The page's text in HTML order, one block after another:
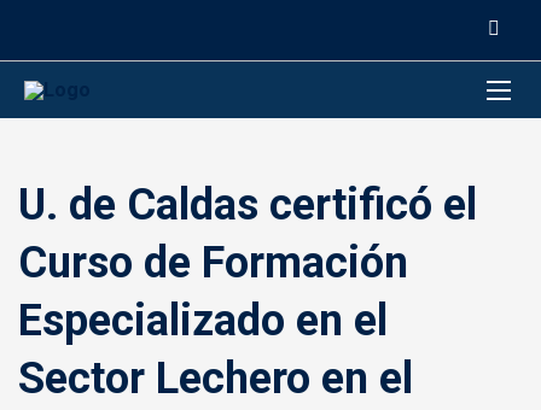
U. de Caldas certificó el
Curso de Formación
Especializado en el
Sector Lechero en el